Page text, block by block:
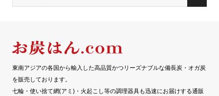
東南アジアの各国から輸入した高品質かつリーズナブルな備長炭・オガ炭
を販売しております。
七輪・使い捨て網(アミ)・火起こし等の調理器具も迅速にお届けする通販